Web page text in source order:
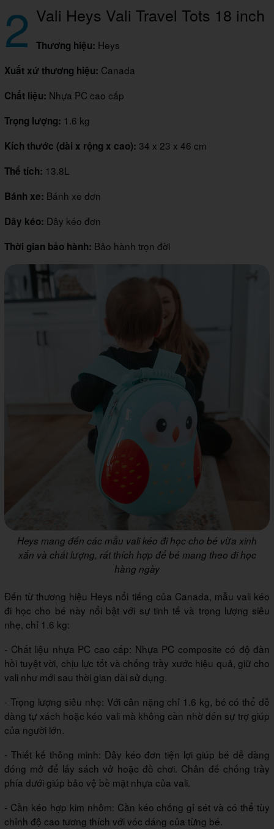
2 Vali Heys Vali Travel Tots 18 inch
Thương hiệu: Heys
Xuất xứ thương hiệu: Canada
Chất liệu: Nhựa PC cao cấp
Trọng lượng: 1.6 kg
Kích thước (dài x rộng x cao): 34 x 23 x 46 cm
Thể tích: 13.8L
Bánh xe: Bánh xe đơn
Dây kéo: Dây kéo đơn
Thời gian bảo hành: Bảo hành trọn đời
Heys mang đến các mẫu vali kéo đi học cho bé vừa xinh
xắn và chất lượng, rất thích hợp để bé mang theo đi học
hàng ngày
Đến từ thương hiệu Heys nổi tiếng của Canada, mẫu vali kéo
đi học cho bé này nổi bật với sự tinh tế và trọng lượng siêu
nhẹ, chỉ 1.6 kg:
- Chất liệu nhựa PC cao cấp: Nhựa PC composite có độ đàn
hồi tuyệt vời, chịu lực tốt và chống trầy xước hiệu quả, giữ cho
vali như mới sau thời gian dài sử dụng.
- Trọng lượng siêu nhẹ: Với cân nặng chỉ 1.6 kg, bé có thể dễ
dàng tự xách hoặc kéo vali mà không cần nhờ đến sự trợ giúp
của người lớn.
- Thiết kế thông minh: Dây kéo đơn tiện lợi giúp bé dễ dàng
đóng mở để lấy sách vở hoặc đồ chơi. Chân đế chống trầy
phía dưới giúp bảo vệ bề mặt nhựa của vali.
- Cần kéo hợp kim nhôm: Cần kéo chống gỉ sét và có thể tùy
chỉnh độ cao tương thích với vóc dáng của từng bé.